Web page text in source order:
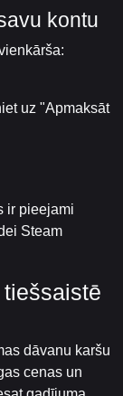
kontu
uz "Apmaksāt
ir pieejami
Steam
dāvanu karšu
cenas un